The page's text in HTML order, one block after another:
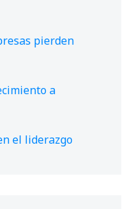
pierden
a
el liderazgo